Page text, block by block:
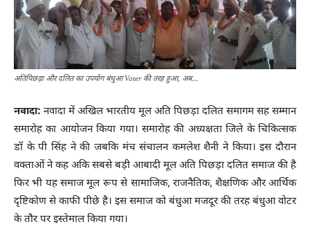
अतिपिछड़ा और दलित का उपयोग बंधुआ Voter की तरह हुआ, अब...
नवादा: नवादा में अखिल भारतीय मूल अति पिछड़ा दलित समागम सह सम्मान
समारोह का आयोजन किया गया। समारोह की अध्यक्षता जिले के चिकित्सक
डॉ के पी सिंह ने की जबकि मंच संचालन कमलेश शैनी ने किया। इस दौरान
वक्ताओं ने कह अकि सबसे बड़ी आबादी मूल अति पिछड़ा दलित समाज की है
फिर भी यह समाज मूल रूप से सामाजिक, राजनैतिक, शैक्षणिक और आर्थिक
दृष्टिकोण से काफी पीछे है। इस समाज को बंधुआ मजदूर की तरह बंधुआ वोटर
के तौर पर इस्तेमाल किया गया।